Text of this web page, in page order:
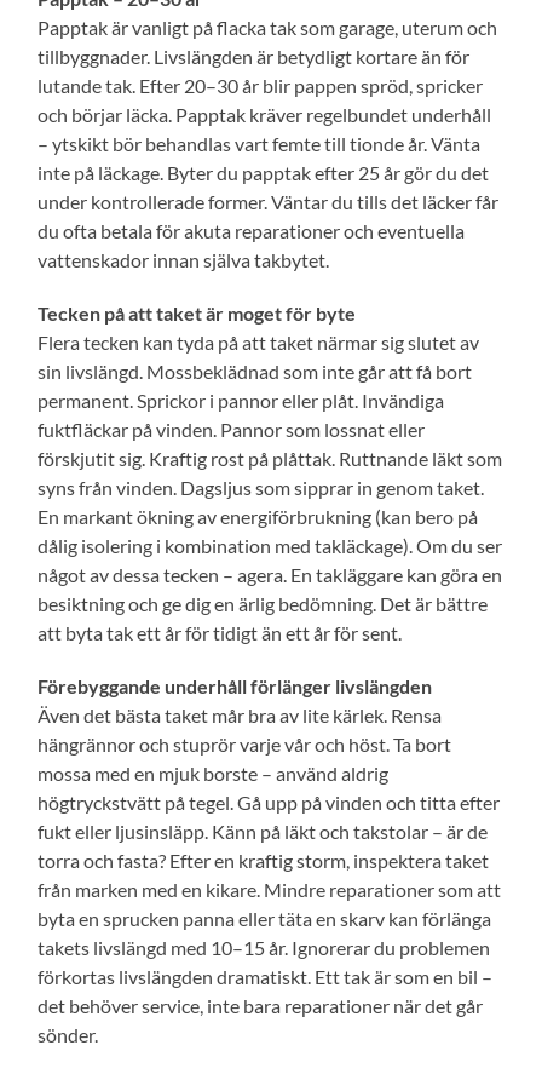
Papptak är vanligt på flacka tak som garage, uterum och
tillbyggnader. Livslängden är betydligt kortare än för
lutande tak. Efter 20–30 år blir pappen spröd, spricker
och börjar läcka. Papptak kräver regelbundet underhåll
– ytskikt bör behandlas vart femte till tionde år. Vänta
inte på läckage. Byter du papptak efter 25 år gör du det
under kontrollerade former. Väntar du tills det läcker får
du ofta betala för akuta reparationer och eventuella
vattenskador innan själva takbytet.
Tecken på att taket är moget för byte
Flera tecken kan tyda på att taket närmar sig slutet av
sin livslängd. Mossbeklädnad som inte går att få bort
permanent. Sprickor i pannor eller plåt. Invändiga
fuktfläckar på vinden. Pannor som lossnat eller
förskjutit sig. Kraftig rost på plåttak. Ruttnande läkt som
syns från vinden. Dagsljus som sipprar in genom taket.
En markant ökning av energiförbrukning (kan bero på
dålig isolering i kombination med takläckage). Om du ser
något av dessa tecken – agera. En takläggare kan göra en
besiktning och ge dig en ärlig bedömning. Det är bättre
att byta tak ett år för tidigt än ett år för sent.
Förebyggande underhåll förlänger livslängden
Även det bästa taket mår bra av lite kärlek. Rensa
hängrännor och stuprör varje vår och höst. Ta bort
mossa med en mjuk borste – använd aldrig
högtryckstvätt på tegel. Gå upp på vinden och titta efter
fukt eller ljusinsläpp. Känn på läkt och takstolar – är de
torra och fasta? Efter en kraftig storm, inspektera taket
från marken med en kikare. Mindre reparationer som att
byta en sprucken panna eller täta en skarv kan förlänga
takets livslängd med 10–15 år. Ignorerar du problemen
förkortas livslängden dramatiskt. Ett tak är som en bil –
det behöver service, inte bara reparationer när det går
sönder.